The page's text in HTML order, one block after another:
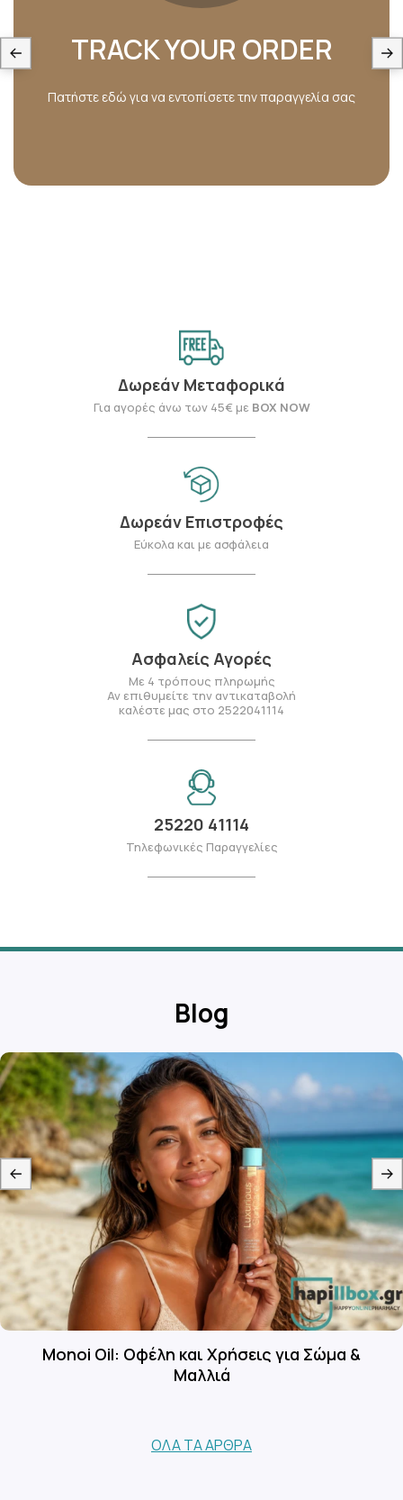
TRACK YOUR ORDER
Πατήστε εδώ για να εντοπίσετε την παραγγελία σας
Δωρεάν Μεταφορικά
Για αγορές άνω των 45€ με BOX NOW
Δωρεάν Επιστροφές
Εύκολα και με ασφάλεια
Ασφαλείς Αγορές
Με 4 τρόπους πληρωμής
Αν επιθυμείτε την αντικαταβολή
καλέστε μας στο 2522041114
25220 41114
Τηλεφωνικές Παραγγελίες
Blog
Monoi Oil: Οφέλη και Χρήσεις για Σώμα &
Μαλλιά
ΌΛΑ ΤΑ ΆΡΘΡΑ